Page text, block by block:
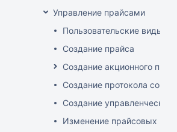
Управление прайсами
Пользовательские виды цен
Создание прайса
Создание акционного
Создание протокола
Создание управленческого
Изменение прайсовых цен